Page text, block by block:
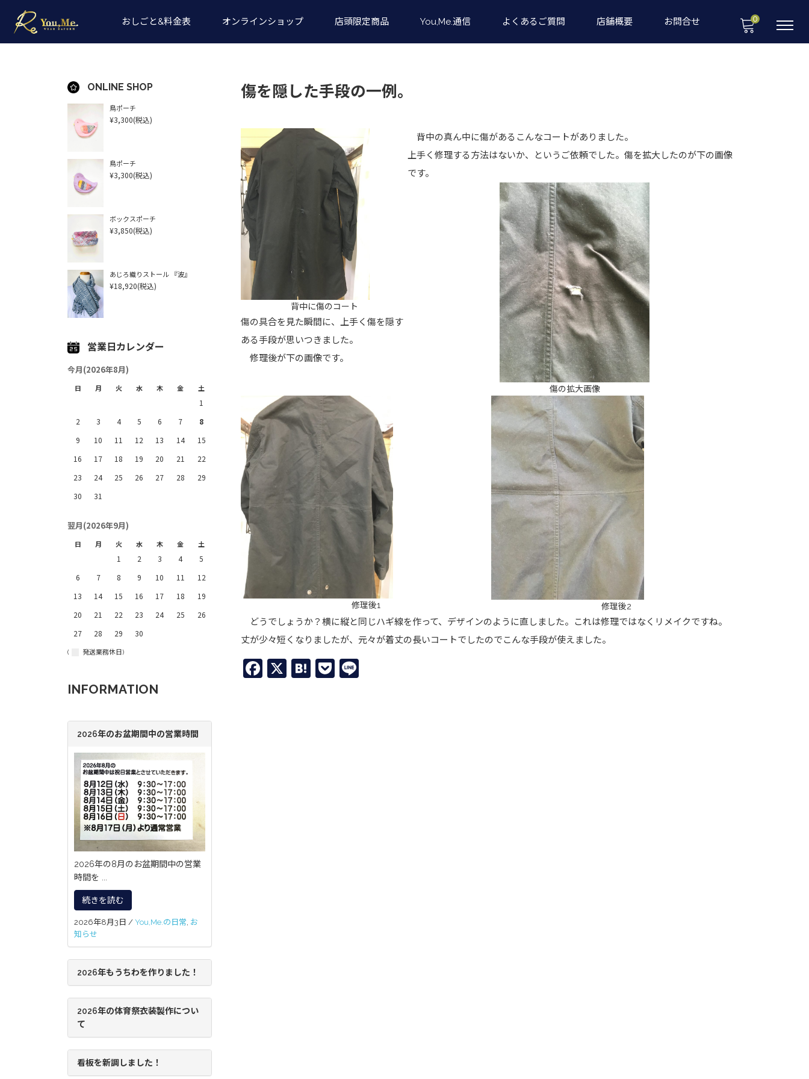
おしごと&料金表 オンラインショップ 店頭限定商品 You,Me.通信 よくあるご質問 店舗概要 お問合せ 0
傷を隠した手段の一例。
背中に傷のコート
傷の具合を見た瞬間に、上手く傷を隠す
ある手段が思いつきました。
修理後が下の画像です。
背中の真ん中に傷があるこんなコートがありました。
上手く修理する方法はないか、というご依頼でした。傷を拡大したのが下の画像
です。
傷の拡大画像
修理後1 修理後2
どうでしょうか？横に縦と同じハギ線を作って、デザインのように直しました。これは修理ではなくリメイクですね。
丈が少々短くなりましたが、元々が着丈の長いコートでしたのでこんな手段が使えました。
Facebook
X Hatena
Pocket
ONLINE SHOP
鳥ポーチ
¥3,300(税込)
鳥ポーチ
¥3,300(税込)
ボックスポーチ
¥3,850(税込)
あじろ織りストール 『波』
¥18,920(税込)
営業日カレンダー
今月(2026年8月)
日 月 火 水 木 金 土
1
2
3 4 5 6 7
8
9
10 11 12 13 14
15
16
17 18 19 20 21
22
23
24 25 26 27 28
29
30
31
翌月(2026年9月)
日 月 火 水 木 金 土
1 2 3 4
5
6
7 8 9 10 11
12
13
14 15 16 17 18
19
20
21 22 23 24 25
26
27
28 29 30
( 発送業務休日)
INFORMATION
2026年のお盆期間中の営業時間
2026年の8月のお盆期間中の営業
時間を ...
続きを読む
2026年8月3日 / You,Me.の日常 お
知らせ
2026年もうちわを作りました！
2026年の体育祭衣装製作につい
て
看板を新調しました！